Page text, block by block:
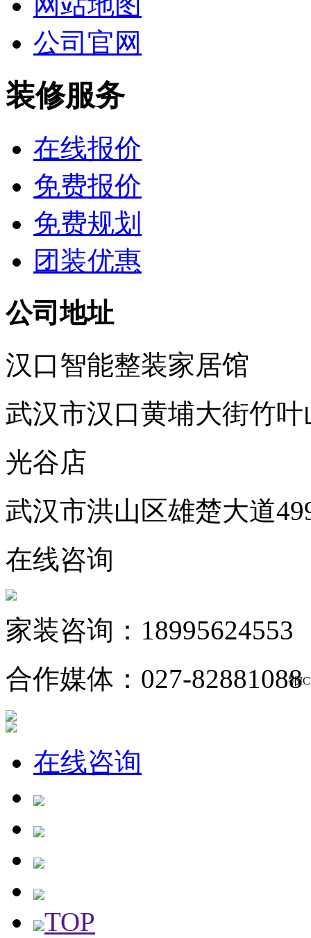
公司官网
装修服务
在线报价
免费报价
免费规划
团装优惠
公司地址
汉口智能整装家居馆
武汉市汉口黄埔大街竹
光谷店
武汉市洪山区雄楚大道
在线咨询
家装咨询：18995624553
合作媒体：027-82881088
鄂
在线咨询
TOP